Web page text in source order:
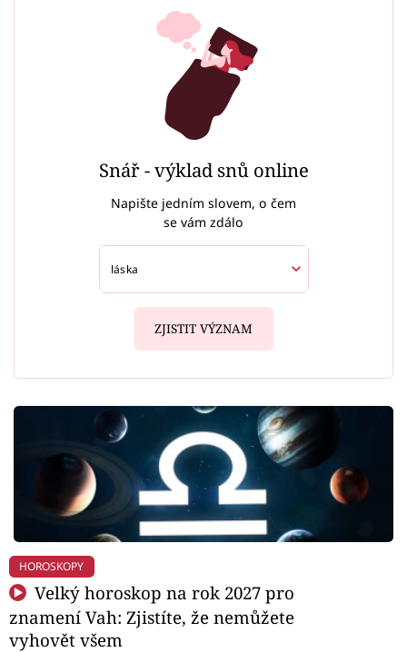
Snář - výklad snů online
Napište jedním slovem, o čem
se vám zdálo
ZJISTIT VÝZNAM
HOROSKOPY
Velký horoskop na rok 2027 pro
znamení Vah: Zjistíte, že nemůžete
vyhovět všem